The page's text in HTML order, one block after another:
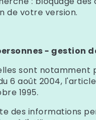
de votre version.
- gestion
sont
6 août 2004,
1995.
des informations